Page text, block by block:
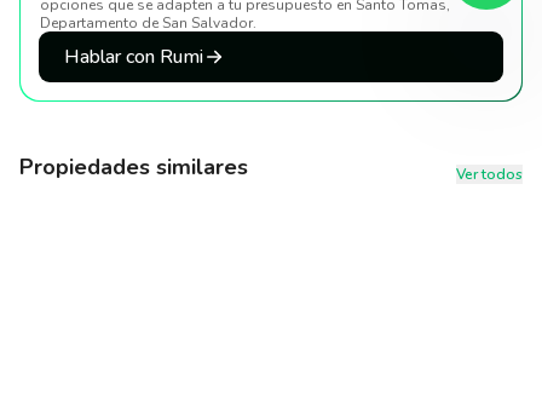
opciones que se adapten a tu presupuesto en Santo Tomas,
Departamento de San Salvador.
Hablar con Rumi
Propiedades similares Ver todos